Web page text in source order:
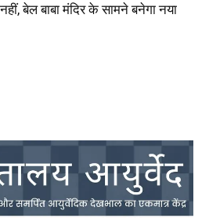
नहीं, बेल बाबा मंदिर के सामने बनेगा नया